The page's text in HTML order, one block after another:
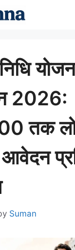
2026:
तक
आवेदन
Suman